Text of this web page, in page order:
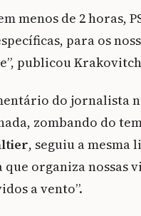
menos de 2 horas,
para os
publicou
do jornalista
zombando do
, seguiu a mesma
que organiza nossas
a vento”.